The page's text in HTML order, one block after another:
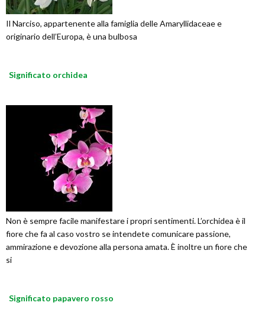
Il Narciso, appartenente alla famiglia delle Amaryllidaceae e
originario dell’Europa, è una bulbosa
Significato orchidea
Non è sempre facile manifestare i propri sentimenti. L’orchidea è il
fiore che fa al caso vostro se intendete comunicare passione,
ammirazione e devozione alla persona amata. È inoltre un fiore che
si
Significato papavero rosso